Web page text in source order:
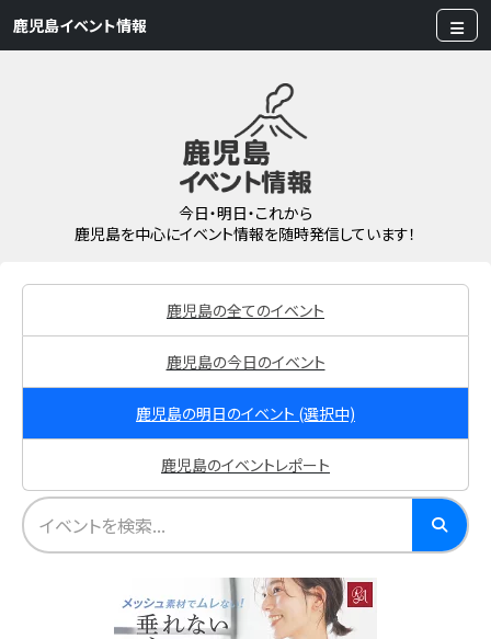
鹿児島イベント情報
今日・明日・これから
鹿児島を中心にイベント情報を随時発信しています！
鹿児島の全てのイベント
鹿児島の今日のイベント
鹿児島の明日のイベント (選択中)
鹿児島のイベントレポート